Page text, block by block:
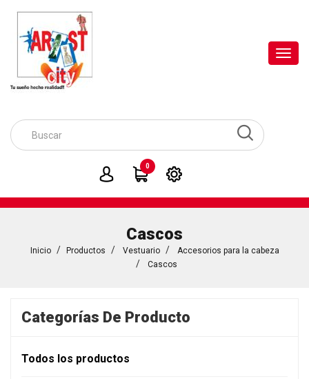
0
Cascos
Inicio Productos Vestuario
Accesorios para la cabeza
Cascos
Categorías De Producto
Todos los productos